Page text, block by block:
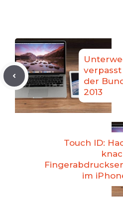
der
2013
Touch ID:
im